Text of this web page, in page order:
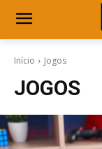
Início Jogos
JOGOS